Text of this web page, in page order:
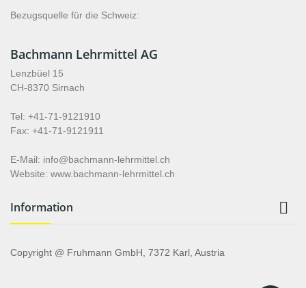
Bezugsquelle für die Schweiz:
Bachmann Lehrmittel AG
Lenzbüel 15
CH-8370 Sirnach
Tel: +41-71-9121910
Fax: +41-71-9121911
E-Mail: info@bachmann-lehrmittel.ch
Website: www.bachmann-lehrmittel.ch
Information 
Copyright @ Fruhmann GmbH, 7372 Karl, Austria